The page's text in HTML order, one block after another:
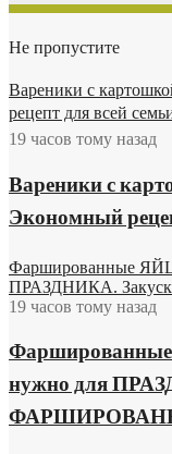
Не пропустите
Вареники с
рецепт для всей
19 часов тому назад
Вареники с
Экономный
Фаршированные
ПРАЗДНИКА.
19 часов тому назад
нужно для